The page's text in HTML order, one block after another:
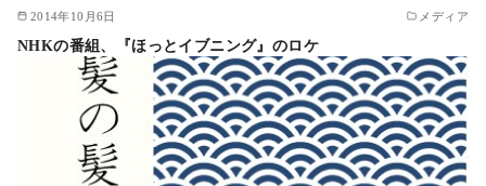
2014年10月6日 メディア
NHKの番組、『ほっとイブニング』のロケ